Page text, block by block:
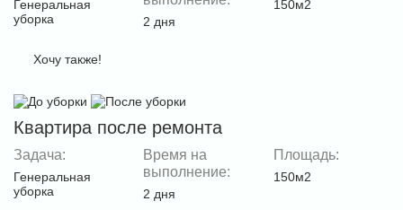
Генеральная
уборка
2 дня
150м2
Хочу также!
Квартира после ремонта
Задача:
Генеральная
уборка
Время на
выполнение:
2 дня
Площадь:
150м2